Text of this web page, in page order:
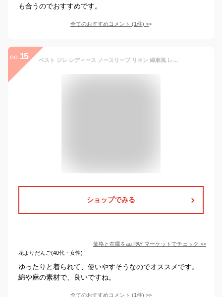
も合うのでおすすめです。
全てのおすすめコメント (1件) >
no. 15 ベスト ジレ レディース ノースリーブ リネン 綿麻風 レイヤード 前開き チェック柄 ジレンチ トップス ショート丈 レディースジレ 春 秋
ショップでみる
価格と在庫をau PAY マーケット でチェック >>
花よりだんご(40代・女性)
ゆったりと着られて、使いやすそうなのでオススメです。
綿や麻の素材で、良いですね。
全てのおすすめコメント (1件) >